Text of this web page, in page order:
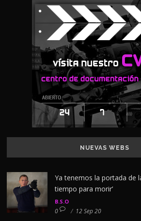
NUEVAS WEBS
Ya tenemos la portada de
tiempo para morir’
B.S.O
0 / 12 Sep 20